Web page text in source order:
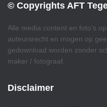
© Copyrights AFT
Alle media content en foto’s
auteursrecht en mogen op
gedownload worden zonder
maker / fotograaf.
Disclaimer